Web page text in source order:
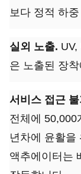
보다 정적 하
실외 노출. UV,
은 노출된 장
서비스 접근 불
전체에 50,000
년차에 윤활을
액추에이터는